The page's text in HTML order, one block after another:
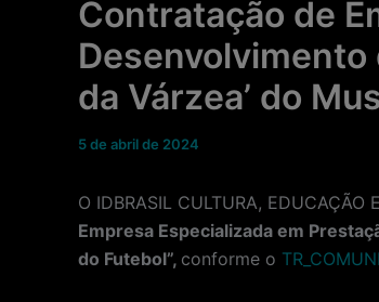
Contratação de
Desenvolvimento
da Várzea’ do
5 de abril de 2024
O IDBRASIL CULTURA,
Empresa Especializada em
do Futebol”, conforme o